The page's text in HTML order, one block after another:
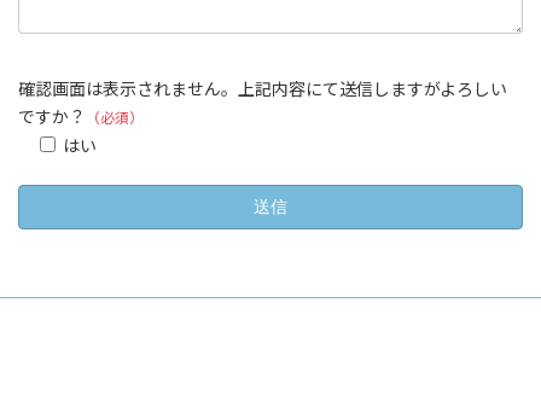
確認画面は表示されません。上記内容にて送信しますがよろしい
ですか？
（必須）
はい